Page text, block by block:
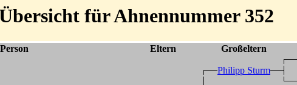
für Ahnennummer 352
Person Eltern Großeltern
Philipp Sturm